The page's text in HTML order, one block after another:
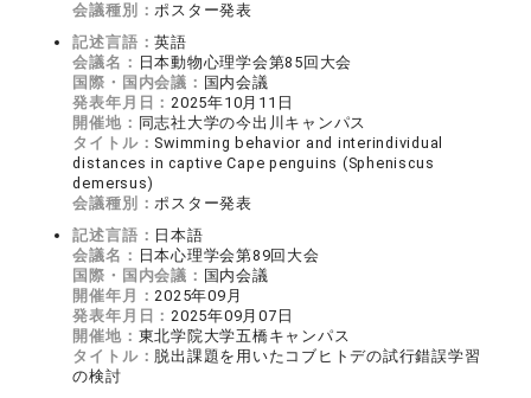
会議種別：ポスター発表
記述言語：英語
会議名： 日本動物心理学会第85回大会
国際・国内会議： 国内会議
発表年月日：2025年10月11日
開催地： 同志社大学の今出川キャンパス
タイトル： Swimming behavior and interindividual
distances in captive Cape penguins (Spheniscus
demersus)
会議種別：ポスター発表
記述言語： 日本語
会議名： 日本心理学会第89回大会
国際・国内会議： 国内会議
開催年月：2025年09月
発表年月日：2025年09月07日
開催地： 東北学院大学五橋キャンパス
タイトル： 脱出課題を用いたコブヒトデの試行錯誤学習
の検討